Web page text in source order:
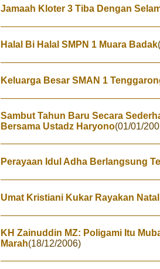
Jamaah Kloter 3 Tiba Dengan
Halal Bi Halal SMPN 1 Muara Badak
Keluarga Besar SMAN 1
Sambut Tahun Baru Secara
Bersama Ustadz Haryono(01/01/
Perayaan Idul Adha Berlangsung
Umat Kristiani Kukar Rayakan
KH Zainuddin MZ: Poligami Itu
Marah(18/12/2006)